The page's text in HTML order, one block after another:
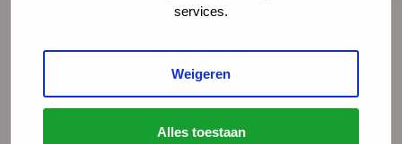
services.
Weigeren
Alles toestaan
Speel
video
af